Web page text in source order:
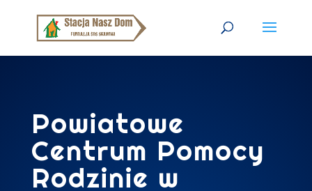
Powiatowe
Centrum Pomocy
Rodzinie w